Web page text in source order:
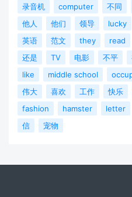
录音机
computer 不同
他人
他们 领导 lucky
英语
范文 they read
还是
TV 电影 不平
like
middle school
伟大
喜欢 工作 快乐
fashion
hamster letter
信
宠物